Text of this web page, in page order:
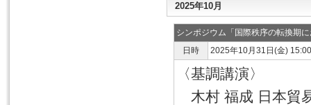
2025年10月
シンポジウム「国際秩序の転換期
日時
2025年10月31日(金)
〈基調講演〉
木村 福成 日本貿